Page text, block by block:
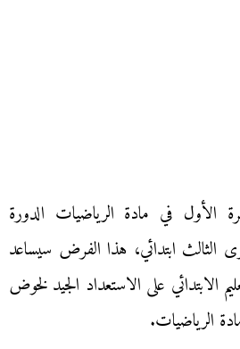
الأول في مادة الرياضيات الدورة
7) للمستوى الثالث ابتدائي، هذا الفرض سيساعد
الابتدائي على الاستعداد الجيد لخوض
الرياضيات.